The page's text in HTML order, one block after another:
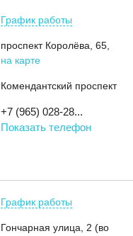
График работы
проспект Королёва, 65
на карте
Комендантский проспект
+7 (965) 028-28...
Показать телефон
График работы
Гончарная улица, 2 (во